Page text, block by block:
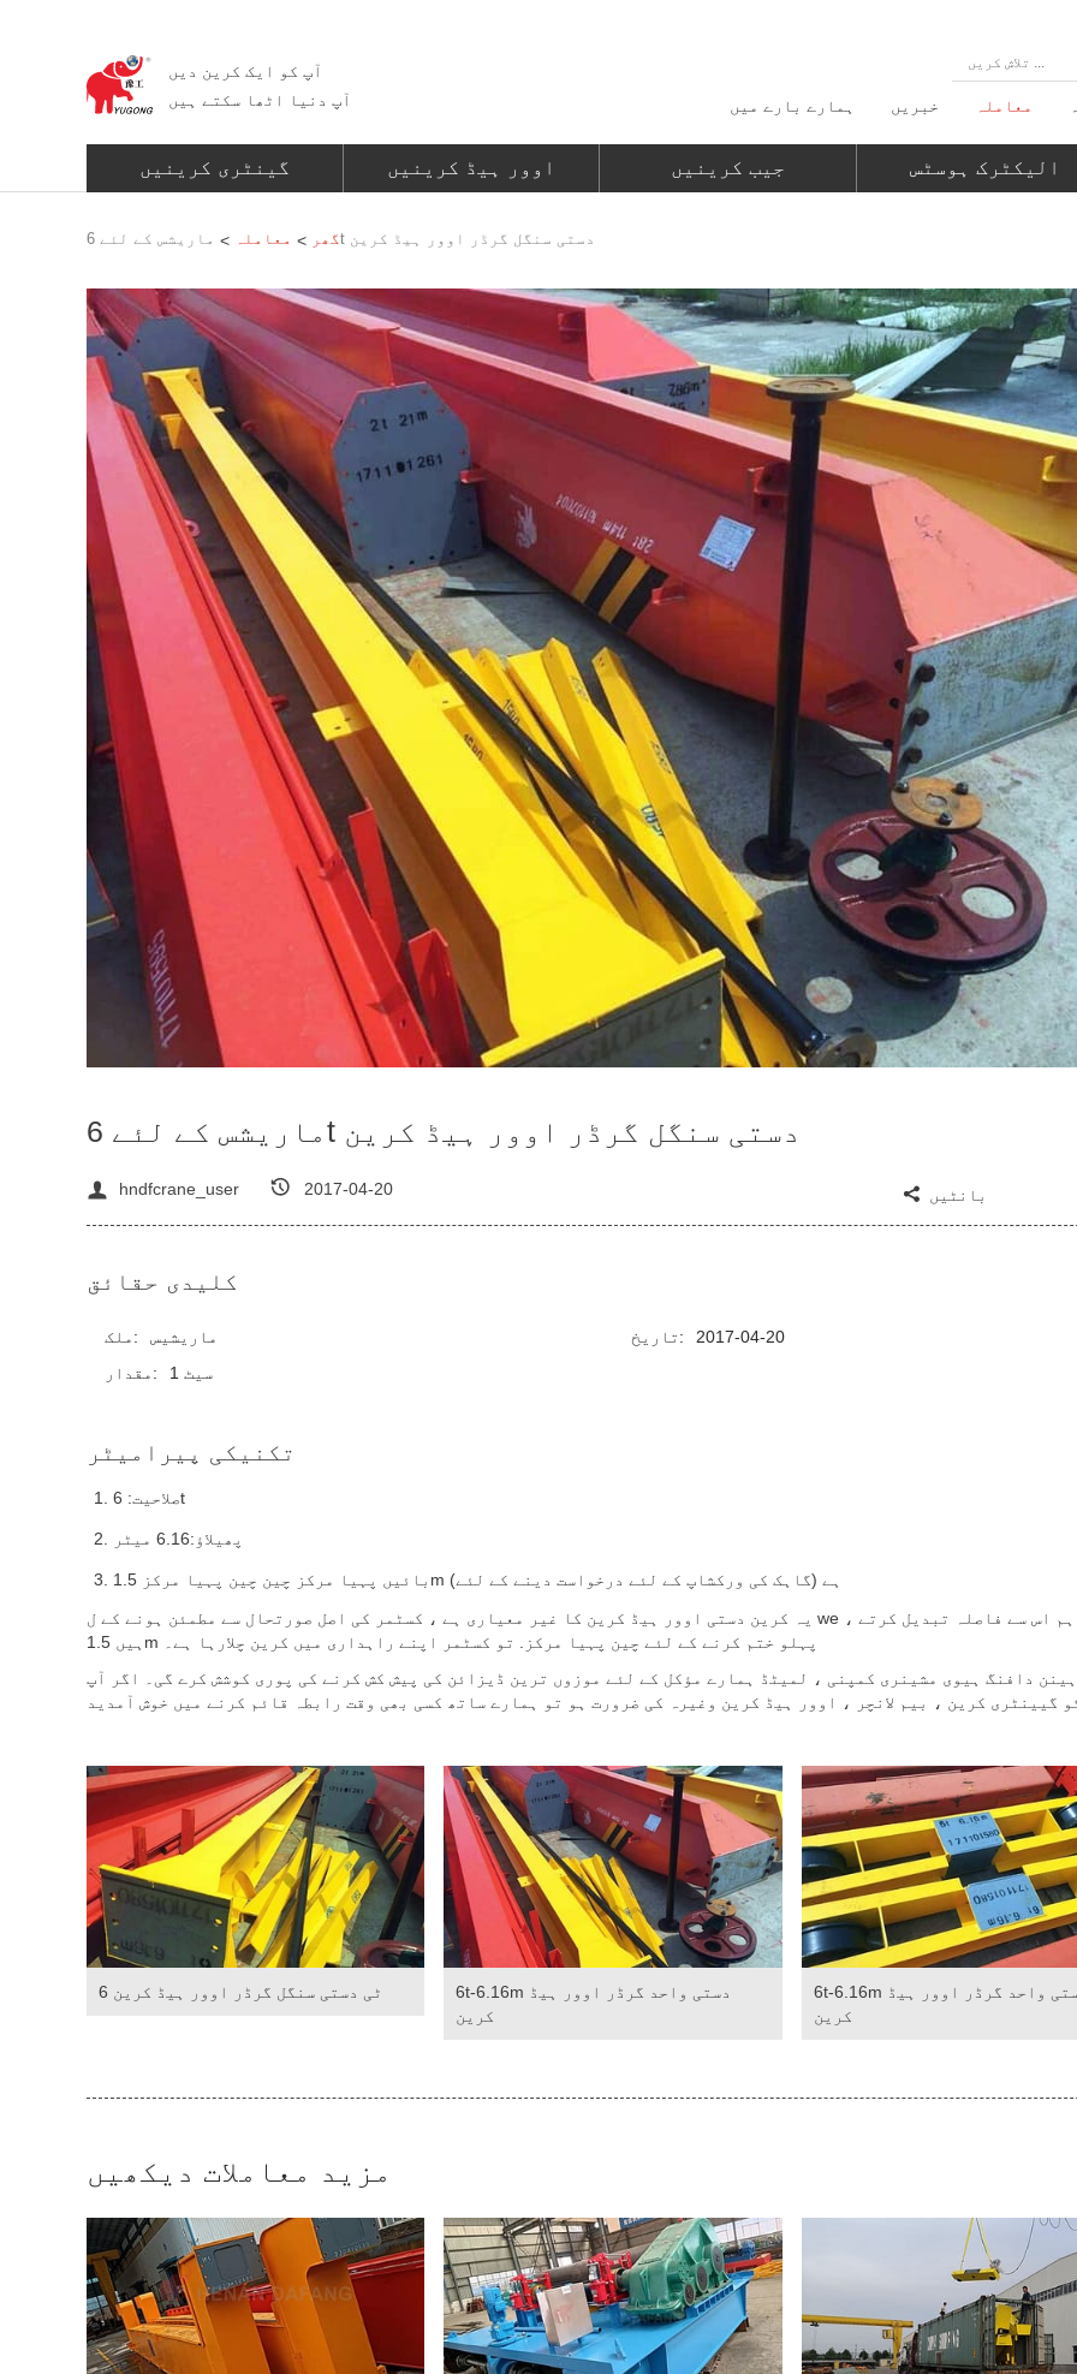
آپ کو ایک کرین دیں
آپ دنیا اٹھا سکتے ہیں
ہمارے بارے میں
خبریں معاملہ
گینٹری کرینیں اوور ہیڈ کرینیں جیب کرینیں الیکٹرک ہوسٹس
گھر > معاملہ > ماریشس کے لئے 6t دستی سنگل گرڈر اوور ہیڈ کرین
ماریشس کے لئے 6t دستی سنگل گرڈر اوور ہیڈ کرین
hndfcrane_user 2017-04-20 بانٹیں
کلیدی حقائق
ملک: ماریشیس تاریخ:
2017-04-20
مقدار:
1 سیٹ
تکنیکی پیرامیٹر
صلاحیت: 6t
پھیلاؤ :6.16 میٹر
بائیں پہیا مرکز چین چین پہیا مرکز 1.5m ہے (گاہک کی ورکشاپ کے لئے درخواست دینے کے لئے)
یہ کرین دستی اوور ہیڈ کرین کا غیر معیاری ہے ، کسٹمر کی اصل صورتحال سے مطمئن ہونے کے ل we ، ہم اس سے فاصلہ تبدیل کرتے
ہیں
1.5m پہلو ختم کرنے کے لئے چین پہیا مرکز. تو کسٹمر اپنے راہداری میں کرین چلارہا ہے۔
ہینن دافنگ ہیوی مشینری کمپنی ، لمیٹڈ ہمارے مؤکل کے لئے موزوں ترین ڈیزائن کی پیش کش کرنے کی پوری کوشش کرے گی۔ اگر آپ
6 ٹی دستی سنگل گرڈر اوور ہیڈ کرین
6t-6.16m دستی واحد گرڈر اوور ہیڈ
کرین
6t-6.16m دستی واحد گرڈر اوور ہیڈ
کرین
مزید معاملات دیکھیں